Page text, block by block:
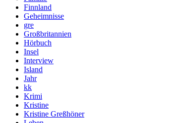
Finnland
Geheimnisse
gre
Großbritannien
Hörbuch
Insel
Interview
Island
Jahr
kk
Krimi
Kristine
Kristine Greßhöner